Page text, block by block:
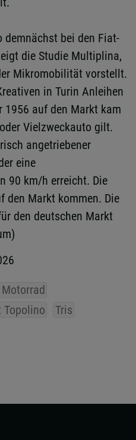
demnächst bei den Fiat-
die Studie Multiplina,
Mikromobilität vorstellt.
in Turin Anleihen
1956 auf den Markt kam
Vielzweckauto gilt.
angetriebener
eine
90 km/h erreicht. Die
den Markt kommen. Die
den deutschen Markt
Motorrad
Topolino
Tris